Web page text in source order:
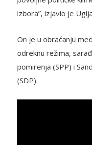
izbora”, izjavio je
On je u obraćanju
odreknu režima,
pomirenja (SPP) i
(SDP).